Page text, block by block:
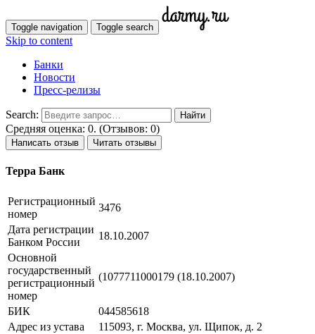
Toggle navigation Toggle search
Skip to content
Банки
Новости
Пресс-релизы
Search:
Средняя оценка: 0. (Отзывов: 0)
Написать отзыв Читать отзывы
Терра Банк
Регистрационный
номер
3476
Дата регистрации
Банком России
18.10.2007
Основной
государственный
регистрационный
номер
(1077711000179 (18.10.2007)
БИК
044585618
Адрес из устава
115093, г. Москва, ул. Щипок, д. 2